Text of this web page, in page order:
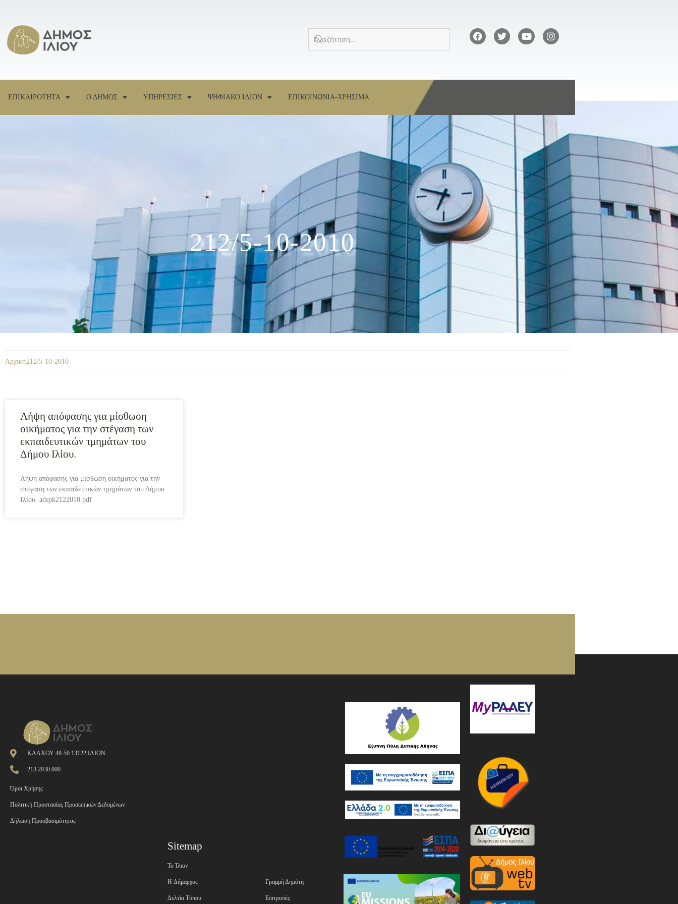
ΕΠΙΚΑΙΡΟΤΗΤΑ Ο ΔΗΜΟΣ ΥΠΗΡΕΣΙΕΣ ΨΗΦΙΑΚΟ ΙΛΙΟΝ ΕΠΙΚΟΙΝΩΝΙΑ-ΧΡΗΣΙΜΑ
212/5-10-2010
Αρχική212/5-10-2010
Λήψη απόφασης για μίσθωση
οικήματος για την στέγαση των
εκπαιδευτικών τμημάτων του
Δήμου Ιλίου.
Λήψη απόφασης για μίσθωση οικήματος για την
στέγαση των εκπαιδευτικών τμημάτων του Δήμου
Ιλίου. adspk2122010.pdf
ΚΑΛΧΟΥ 48-50 13122 ΙΛΙΟΝ
213 2030 000
Όροι Χρήσης
Πολιτική Προστασίας Προσωπικών Δεδομένων
Δήλωση Προσβασιμότητας
Sitemap
Το Ίλιον
H Δήμαρχος
Δελτία Τύπου
Γραμμή Δημότη
Επιτροπές